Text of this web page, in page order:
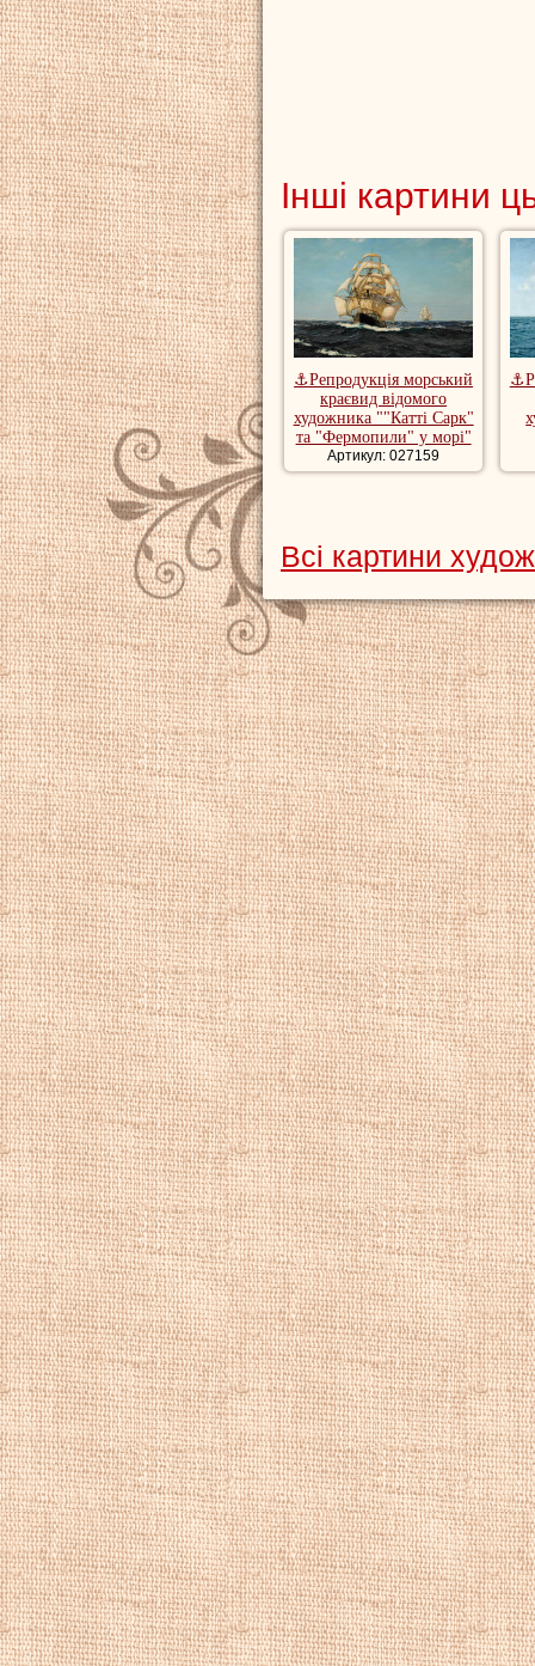
Інші картини
⚓Репродукція морський
краєвид відомого
художника ""Катті Сарк"
та "Фермопили" у морі"
Артикул: 027159
Всі картини